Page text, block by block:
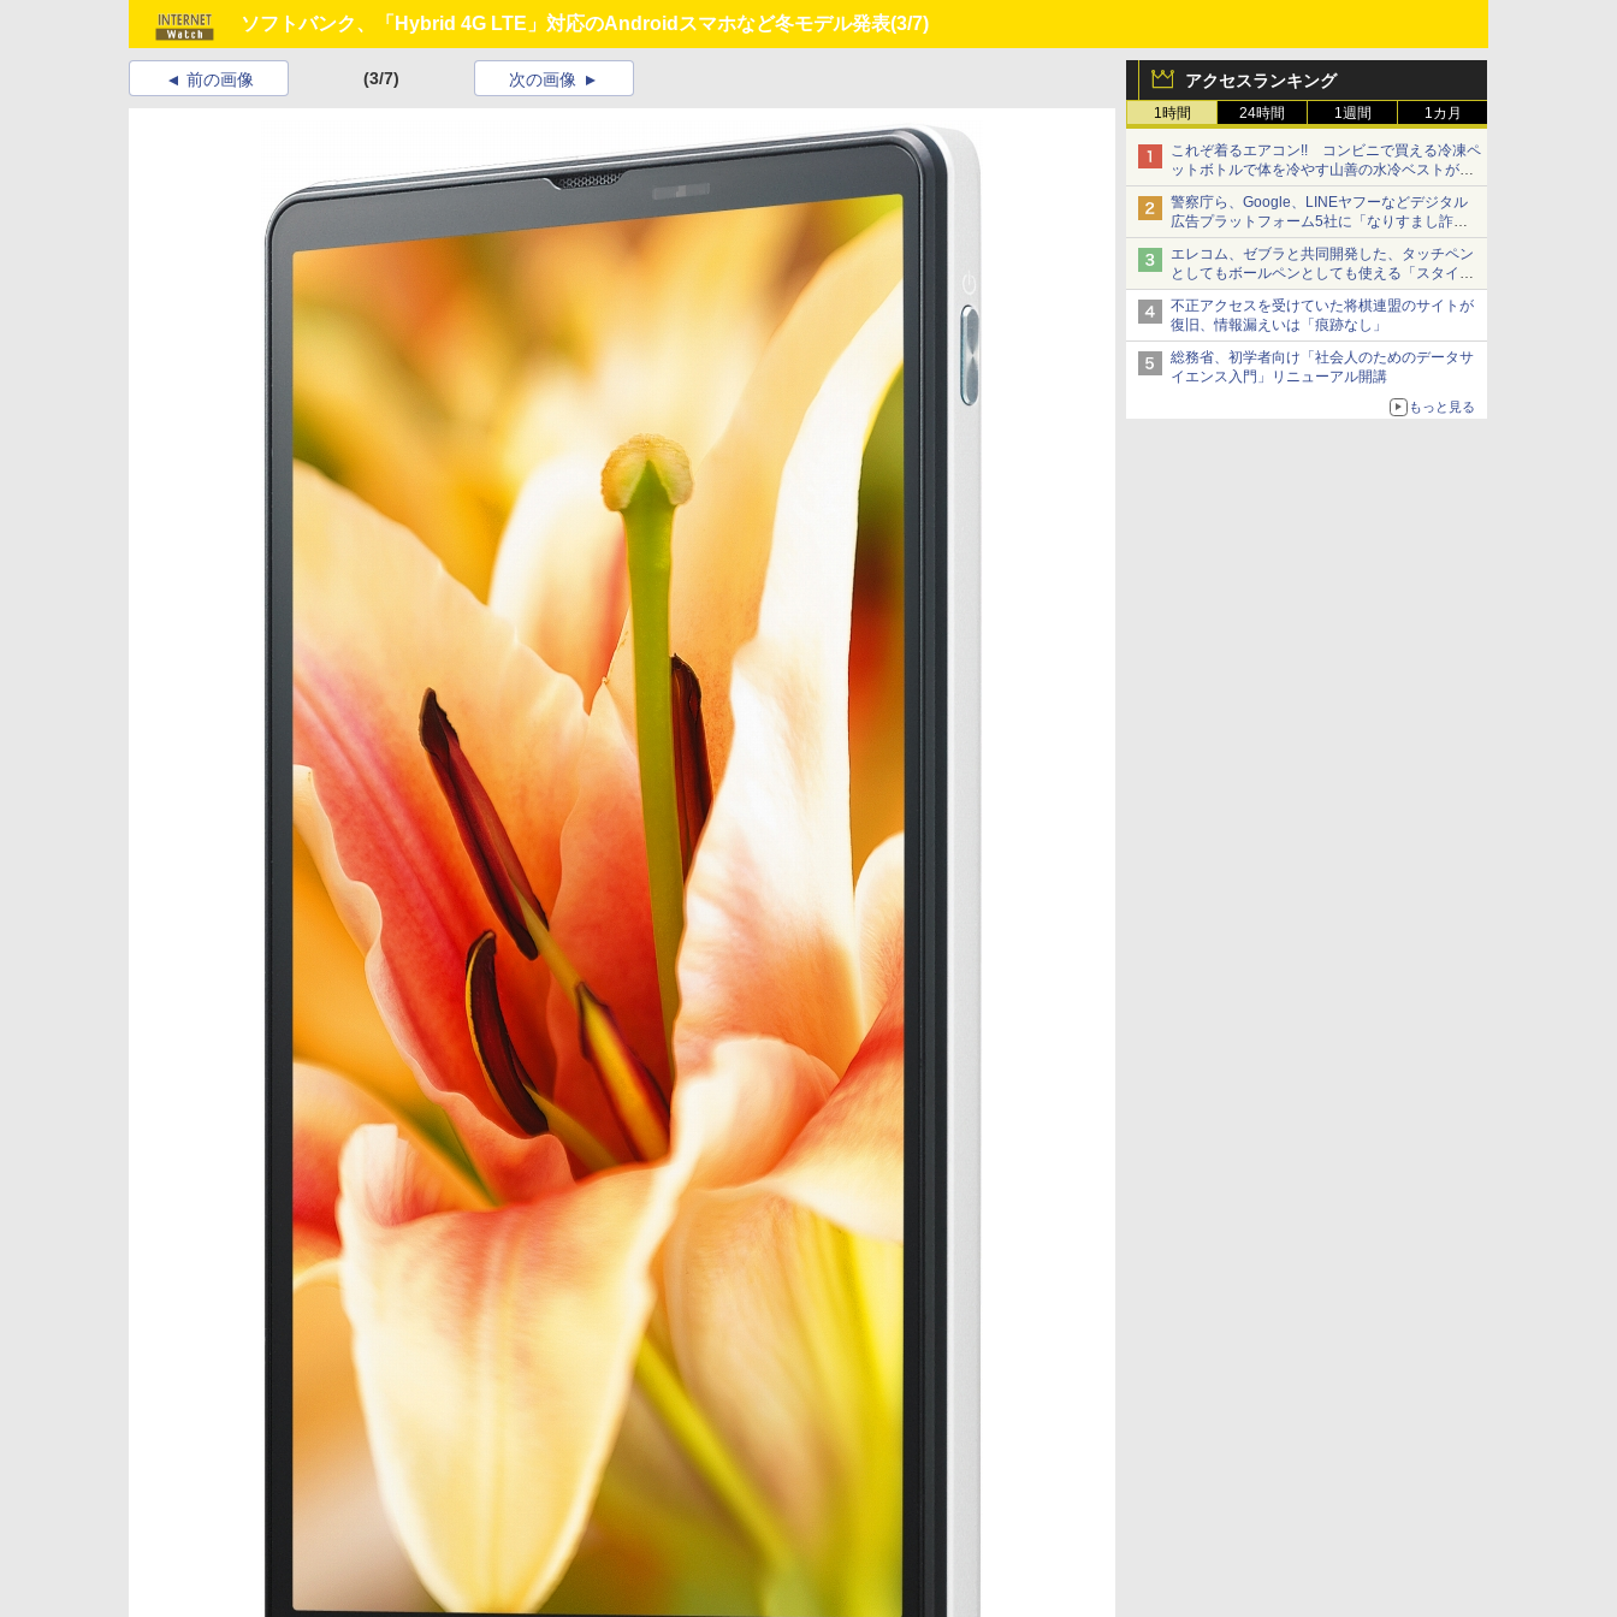
ソフトバンク、「Hybrid 4G LTE」対応のAndroidスマホなど冬モデル発表(3/7)
アクセスランキング
1時間 24時間 1週間 1カ月
これぞ着るエアコン!! コンビニで買える冷凍ペ
ットボトルで体を冷やす山善の水冷ベストがロ
ードバイクにちょうどいい【ぼっち・ざ・ろー
ど！その14】【空いた時間でなにしてる？】
警察庁ら、Google、LINEヤフーなどデジタル
広告プラットフォーム5社に「なりすまし詐欺
広告」対策強化を要請 著名人の写真や映像を
使った投資詐欺などへの対策として
エレコム、ゼブラと共同開発した、タッチペン
としてもボールペンとしても使える「スタイラ
スツーウェイ」発売 iPadにも紙にも、持ち替
えずに書き込める
不正アクセスを受けていた将棋連盟のサイトが
復旧、情報漏えいは「痕跡なし」
総務省、初学者向け「社会人のためのデータサ
イエンス入門」リニューアル開講
もっと見る
前の画像 (3/7) 次の画像